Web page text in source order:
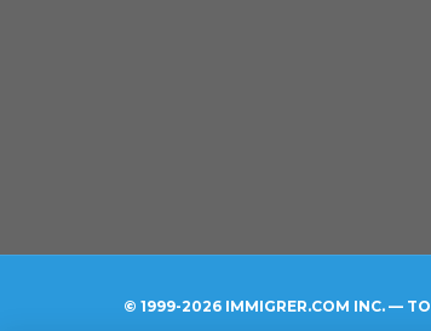
© 1999-2026 IMMIGRER.COM INC. —